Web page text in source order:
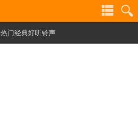
热门经典好听铃声